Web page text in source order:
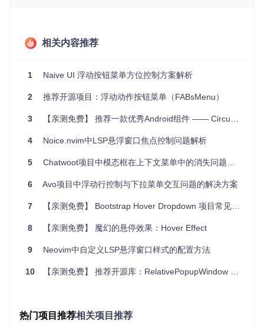
rView，以及许多其他改进。
项目及技术应用场景
Hover适用于各种场景，尤其是需要快速访问多级菜单或快捷
操作的应用。例如，在社交媒体应用中，它可以用作消息通知
的入口；在新闻阅读应用中，可以用于快速切换频道；在设置
界面中，可以提供便捷的偏好设置选项。
通过子类化HoverMenuService并实现onHoverMenuLaunch
方法，你可以定制自己的 HoverView 。 HoverMenu 则负责
处理显示的内容，包括分段布局，每个段落都有一个标签和相
项目特点
易用性：提供开箱即用的浮动菜单解决方案，无需复杂的集
灵活性：允许自定义HoverMenu，适应不同应用场景的需
动态更新：可以在运行时添加、删除和修改菜单内容，为用
丰富的示例：提供的Kitchen Sink演示应用展示了多种菜单
配置，便于学习和参考。
相关内容推荐
1 Naive UI 浮动按钮菜单方位控制方案解析
2 推荐开源项目：浮动动作按钮菜单（FABsMenu）
3 【亲测免费】 推荐一款优秀Android组件 —— CircularFloatingActionMenu
4 Noice.nvim中LSP悬浮窗口焦点控制问题解析
5 Chatwoot项目中模态框在上下文菜单中的消失问题分析
6 Avo项目中浮动行控制与下拉菜单交互问题的解决方案
7 【亲测免费】 Bootstrap Hover Dropdown 项目常见问题解决方案
8 【亲测免费】 魔幻的悬停效果：Hover Effect
9 Neovim中自定义LSP悬浮窗口样式的配置方法
10 【亲测免费】 推荐开源库：RelativePopupWindow — 灵活定位的Android弹窗库
热门项目推荐相关项目推荐